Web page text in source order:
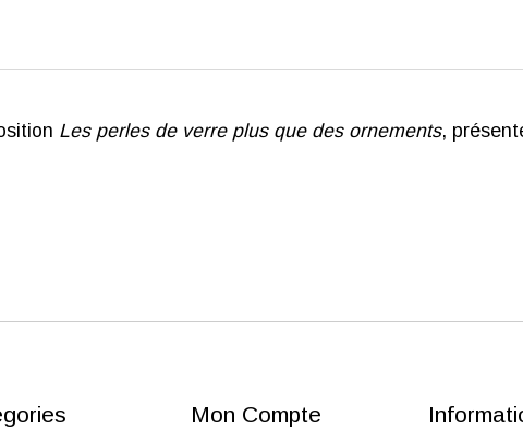
Les perles de verre plus que des ornements,
Mon Compte